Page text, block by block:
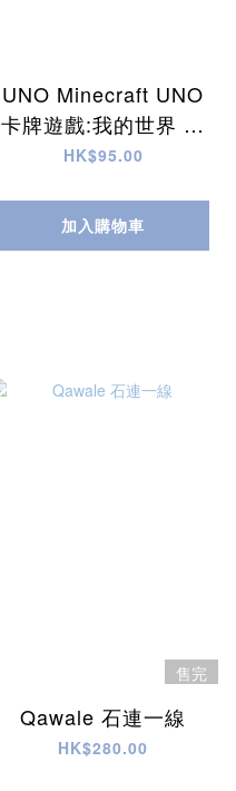
UNO Minecraft UNO
卡牌遊戲:我的世界 (F
PD61)
HK$95.00
加入購物車
售完
Qawale 石連一線
HK$280.00